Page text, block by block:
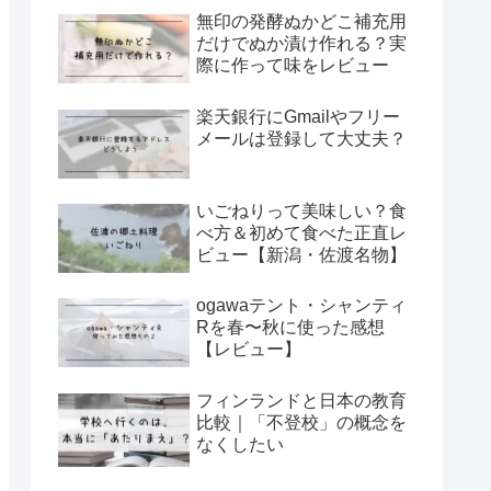
無印の発酵ぬかどこ補充用
だけでぬか漬け作れる？実
際に作って味をレビュー
楽天銀行にGmailやフリー
メールは登録して大丈夫？
いごねりって美味しい？食
べ方＆初めて食べた正直レ
ビュー【新潟・佐渡名物】
ogawaテント・シャンティ
Rを春〜秋に使った感想
【レビュー】
フィンランドと日本の教育
比較｜「不登校」の概念を
なくしたい